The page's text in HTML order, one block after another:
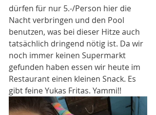
dürfen für nur 5.-/Person hier die
Nacht verbringen und den Pool
benutzen, was bei dieser Hitze auch
tatsächlich dringend nötig ist. Da wir
noch immer keinen Supermarkt
gefunden haben essen wir heute im
Restaurant einen kleinen Snack. Es
gibt feine Yukas Fritas. Yammi!!